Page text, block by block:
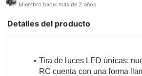
Miembro hace: más de 2 años
Detalles del producto
Tira de luces LED únicas:
RC cuenta con una forma